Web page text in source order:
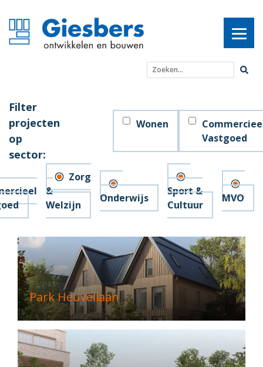
Zoeken...
Filter
projecten
op
sector:
Wonen
Vastgoed
Zorg
&
Welzijn
Onderwijs
Sport &
Cultuur
MVO
Park Heuvellaan